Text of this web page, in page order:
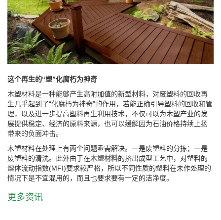
这个再生的“塑”化腐朽为神奇
木塑材料是一种能够产生高附加值的新型材料，对废塑料的回收再
生几乎起到了“化腐朽为神奇”的作用，若能正确引导塑料的回收和管
理，以及进一步提高塑料再生利用技术，不仅可以为木塑产业的发
展提供稳定、经济的原料来源，也可以缓解因为石油价格持续上扬
带来的负面冲击。
木塑材料在处理上有两个问题亟需解决。一是废塑料的分拣；一是
废塑料的清洗。此外由于在木塑材料的挤出成型工艺中，对塑料的
熔体流动指数(MFI)要求较严格，所以不同性质的塑料在未作处理的
情况下是不宜混用的，而且也要求要有一定的洁净度。
更多资讯